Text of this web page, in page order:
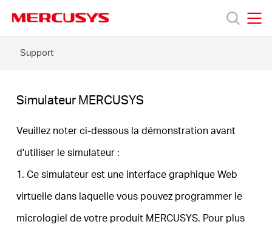
navigation
Produits
MERCUSYS
Support
Simulateur MERCUSYS
Veuillez noter ci-dessous la démonstration avant
d'utiliser le simulateur :
1. Ce simulateur est une interface graphique Web
virtuelle dans laquelle vous pouvez programmer le
micrologiel de votre produit MERCUSYS. Pour plus